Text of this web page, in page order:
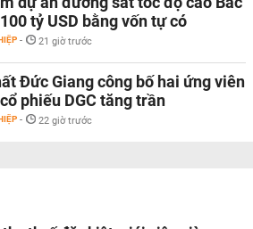
tỷ USD bằng vốn tự có
- 21 giờ trước
Đức Giang công bố hai ứng viên
phiếu DGC tăng trần
- 22 giờ trước